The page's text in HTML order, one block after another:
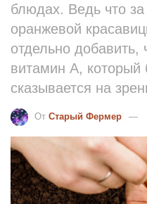
блюдах. Ведь что
оранжевой
отдельно добавить,
витамин А, который
сказывается на
От Старый Фермер